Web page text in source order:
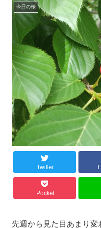
今日の桜
Twitter
Pocket
先週から見た目あまり